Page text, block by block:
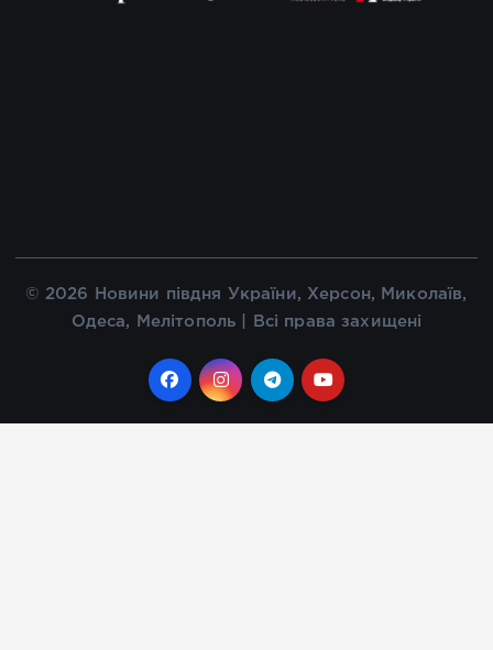
© 2026 Новини півдня України, Херсон, Миколаїв,
Одеса, Мелітополь | Всі права захищені